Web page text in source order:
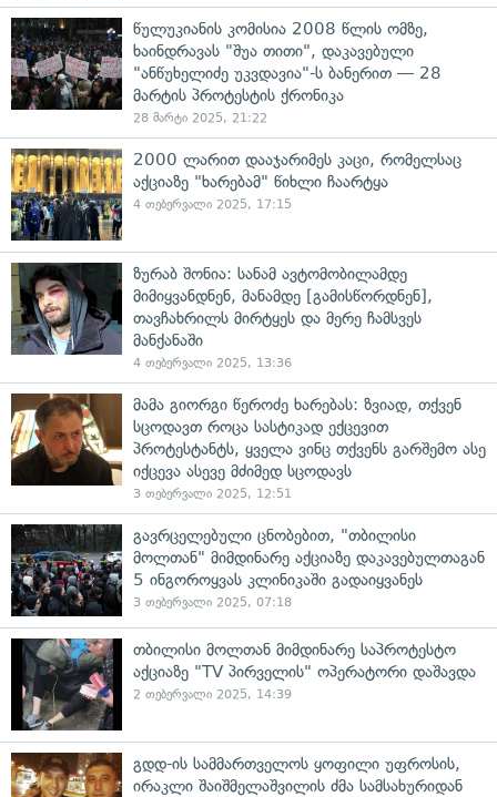
წულუკიანის კომისია 2008 წლის ომზე,
ხაინდრავას "შუა თითი", დაკავებული
"ანწუხელიძე უკვდავია"-ს ბანერით — 28
მარტის პროტესტის ქრონიკა
28 მარტი 2025, 21:22
2000 ლარით დააჯარიმეს კაცი, რომელსაც
აქციაზე "ხარებამ" წიხლი ჩაარტყა
4 თებერვალი 2025, 17:15
ზურაბ შონია: სანამ ავტომობილამდე
მიმიყვანდნენ, მანამდე [გამისწორდნენ],
თავჩახრილს მირტყეს და მერე ჩამსვეს
მანქანაში
4 თებერვალი 2025, 13:36
მამა გიორგი წეროძე ხარებას: ზვიად, თქვენ
სცოდავთ როცა სასტიკად ექცევით
პროტესტანტს, ყველა ვინც თქვენს გარშემო ასე
იქცევა ასევე მძიმედ სცოდავს
3 თებერვალი 2025, 12:51
გავრცელებული ცნობებით, "თბილისი
მოლთან" მიმდინარე აქციაზე დაკავებულთაგან
5 ინგოროყვას კლინიკაში გადაიყვანეს
3 თებერვალი 2025, 07:18
თბილისი მოლთან მიმდინარე საპროტესტო
აქციაზე "TV პირველის" ოპერატორი დაშავდა
2 თებერვალი 2025, 14:39
გდდ-ის სამმართველოს ყოფილი უფროსის,
ირაკლი შაიშმელაშვილის ძმა სამსახურიდან